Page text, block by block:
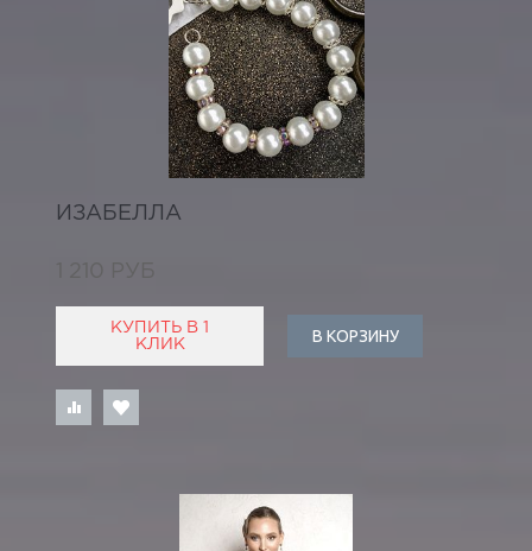
ИЗАБЕЛЛА
1 210 РУБ
КУПИТЬ В 1
КЛИК
В КОРЗИНУ